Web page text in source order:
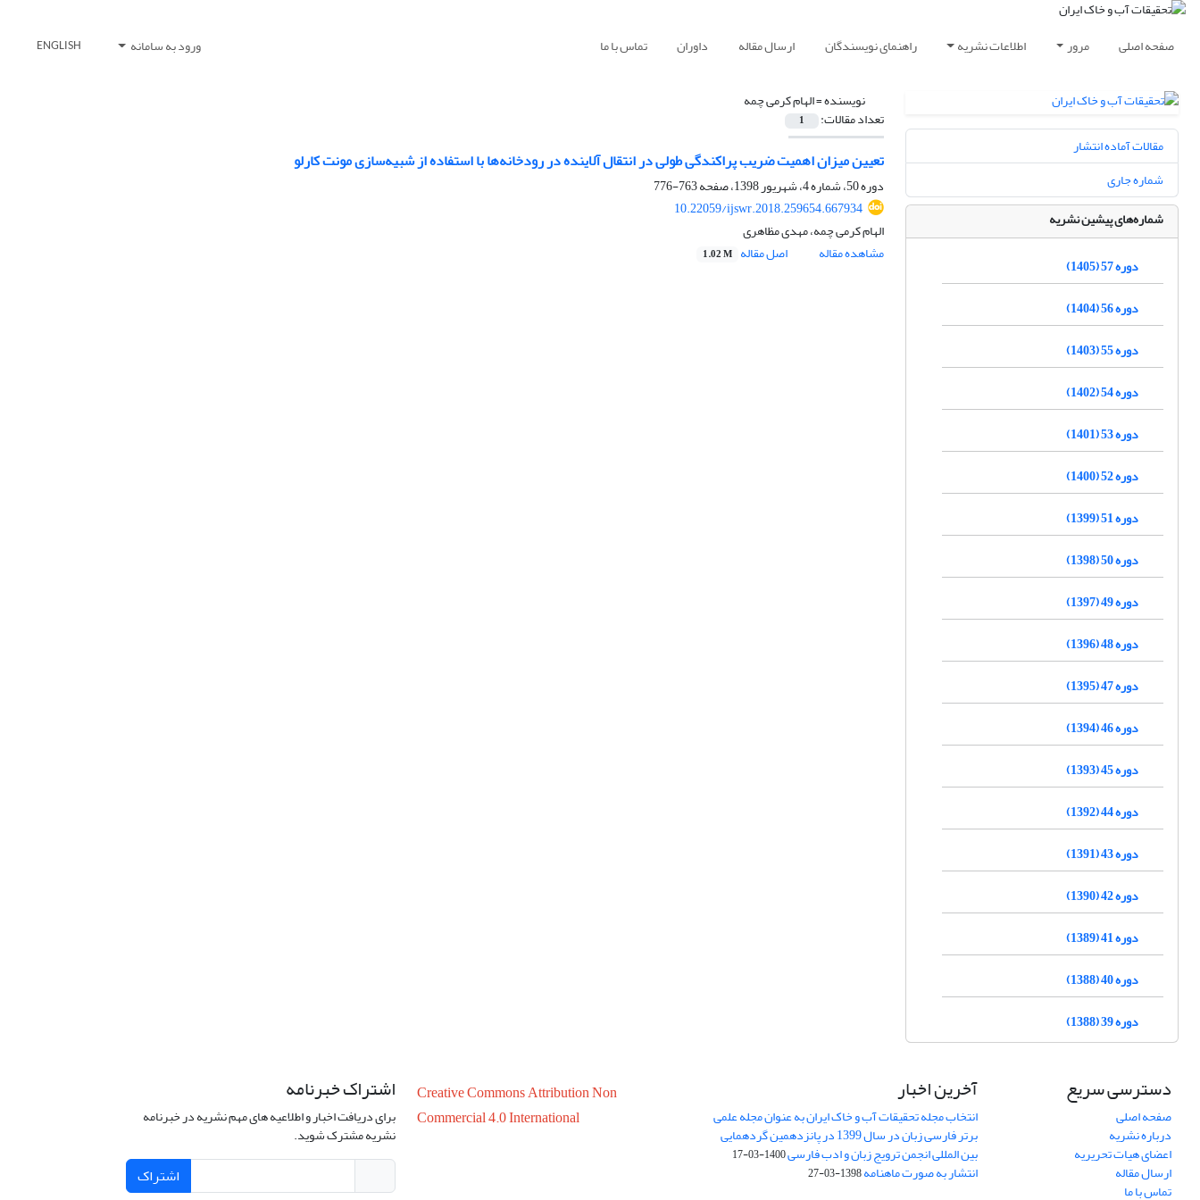
صفحه اصلی مرور اطلاعات نشریه راهنمای نویسندگان ارسال مقاله داوران تماس با ما ورود به سامانه ENGLISH
نویسنده =الهام کرمی چمه
تعداد مقالات: 1
تعیین میزان اهمیت ضریب پراکندگی طولی در انتقال آلاینده در رودخانه‌ها با استفاده از شبیه‌سازی مونت کارلو
دوره 50، شماره 4، شهریور 1398، صفحه
763-776
10.22059/ijswr.2018.259654.667934
الهام کرمی چمه، مهدی مظاهری
مشاهده مقاله
اصل مقاله 1.02 M
مقالات آماده انتشار
شماره جاری
شماره‌های پیشین نشریه
دوره 57 (1405)
دوره 56 (1404)
دوره 55 (1403)
دوره 54 (1402)
دوره 53 (1401)
دوره 52 (1400)
دوره 51 (1399)
دوره 50 (1398)
دوره 49 (1397)
دوره 48 (1396)
دوره 47 (1395)
دوره 46 (1394)
دوره 45 (1393)
دوره 44 (1392)
دوره 43 (1391)
دوره 42 (1390)
دوره 41 (1389)
دوره 40 (1388)
دوره 39 (1388)
دسترسی سریع
صفحه اصلی
درباره نشریه
اعضای هیات تحریریه
ارسال مقاله
تماس با ما
آخرین اخبار
انتخاب مجله تحقیقات آب و خاک ایران به عنوان مجله علمی
برتر فارسی زبان در سال 1399 در پانزدهمین گردهمایی
بین المللی انجمن ترویج زبان و ادب فارسی1400-03-17
انتشار به صورت ماهنامه1398-03-27
Creative Commons Attribution Non
Commercial 4.0 International
اشتراک خبرنامه
برای دریافت اخبار و اطلاعیه های مهم نشریه در خبرنامه
نشریه مشترک شوید.
اشتراک